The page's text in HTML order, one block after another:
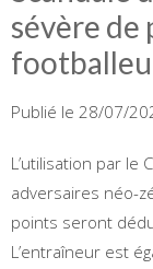
sévère de
Publié le 28/07/
L’utilisation par
adversaires néo-
points seront
L’entraîneur est